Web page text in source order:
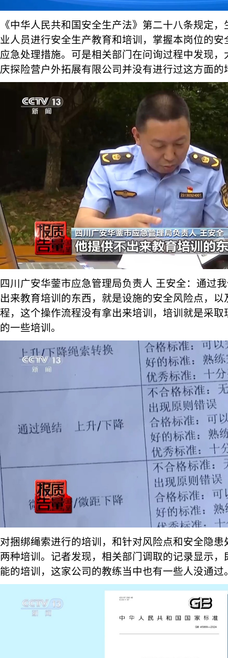
《中华人民共和国安全生产法》第二十八条规定
业人员进行安全生产教育和培训，掌握本岗位的
应急处理措施。可是相关部门在问询过程中发现
庆探险营户外拓展有限公司并没有进行过这方面的
四川广安华蓥市应急管理局负责人 王安全：通过
出来教育培训的东西，就是设施的安全风险点，
程，这个操作流程没有拿出来培训，培训就是采
的一些培训。
对捆绑绳索进行的培训，和针对风险点和安全隐
两种培训。记者发现，相关部门调取的记录显示
能的培训，这家公司的教练当中也有一些人没通过